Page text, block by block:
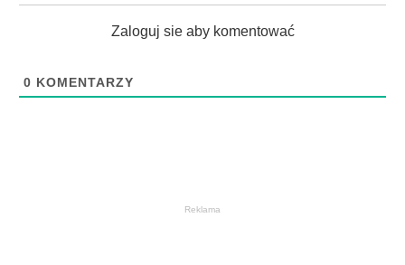
Zaloguj sie aby komentować
0 KOMENTARZY
Reklama